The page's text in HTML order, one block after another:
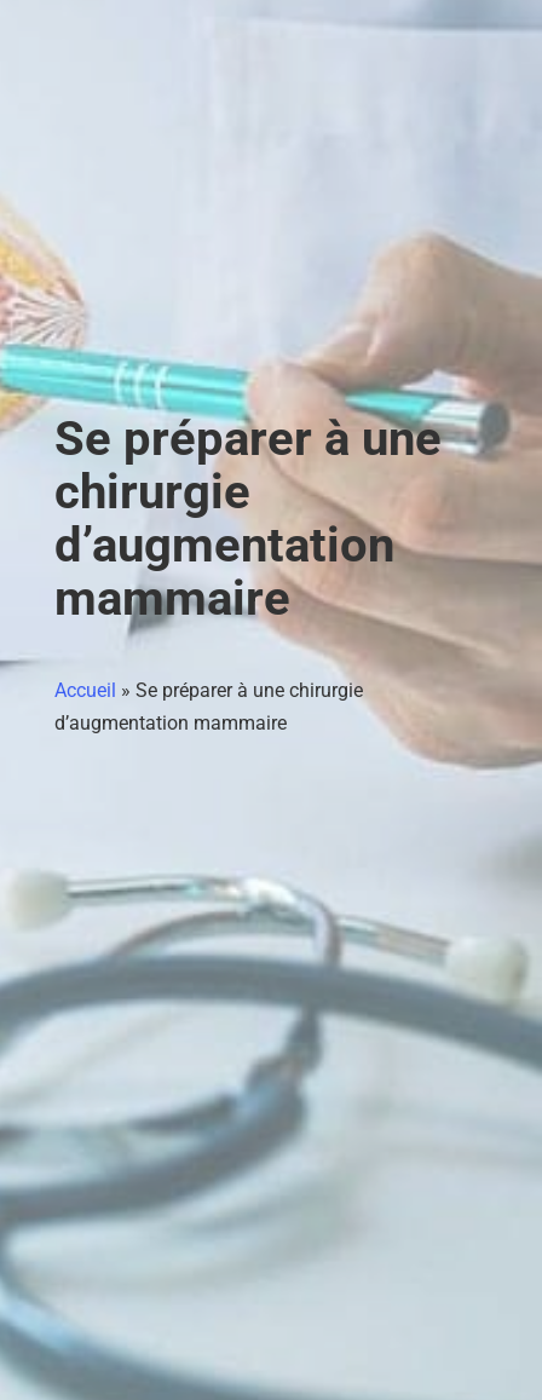
Se préparer à une
chirurgie
d’augmentation
mammaire
Accueil » Se préparer à une chirurgie
d’augmentation mammaire